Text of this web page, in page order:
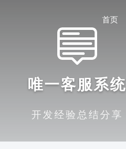
首页
唯一客服系统
开发经验总结分享